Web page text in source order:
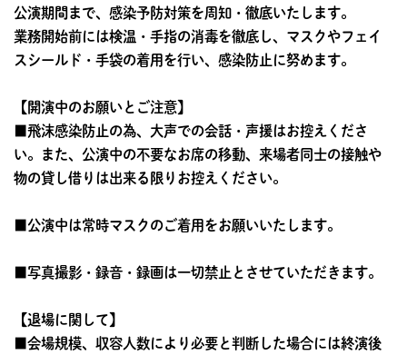
公演期間まで、感染予防対策を周知・徹底いたします。
業務開始前には検温・手指の消毒を徹底し、マスクやフェイ
スシールド・手袋の着用を行い、感染防止に努めます。
【開演中のお願いとご注意】
■飛沫感染防止の為、大声での会話・声援はお控えくださ
い。また、公演中の不要なお席の移動、来場者同士の接触や
物の貸し借りは出来る限りお控えください。
■公演中は常時マスクのご着用をお願いいたします。
■写真撮影・録音・録画は一切禁止とさせていただきます。
【退場に関して】
■会場規模、収容人数により必要と判断した場合には終演後